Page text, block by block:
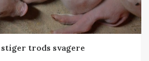
trods svagere